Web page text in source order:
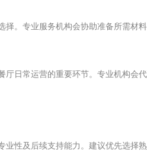
。专业服务机构会协助准备所需
日常运营的重要环节。专业机构
性及后续支持能力。建议优先选择